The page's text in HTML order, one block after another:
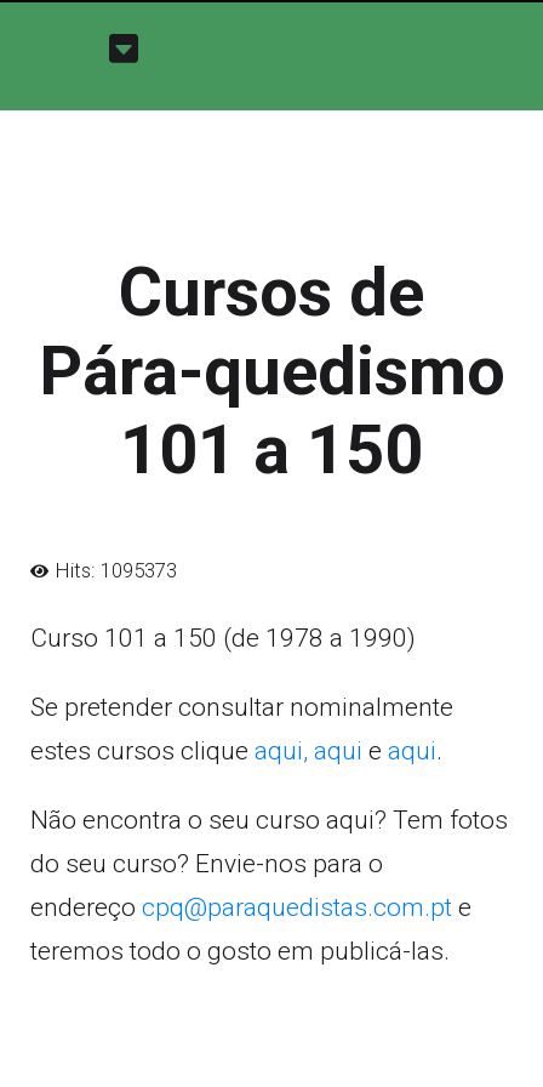
Cursos de
Pára-quedismo
101 a 150
Hits: 1095373
Curso 101 a 150 (de 1978 a 1990)
Se pretender consultar nominalmente
estes cursos clique aqui, aqui e aqui.
Não encontra o seu curso aqui? Tem fotos
do seu curso? Envie-nos para o
endereço cpq@paraquedistas.com.pt e
teremos todo o gosto em publicá-las.